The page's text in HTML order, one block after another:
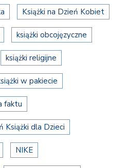
Książki na Dzień Kobiet
książki obcojęzyczne
książki religijne
w pakiecie
faktu
Książki dla Dzieci
NIKE